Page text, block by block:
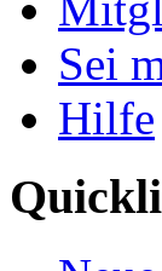
Sei
Hilfe